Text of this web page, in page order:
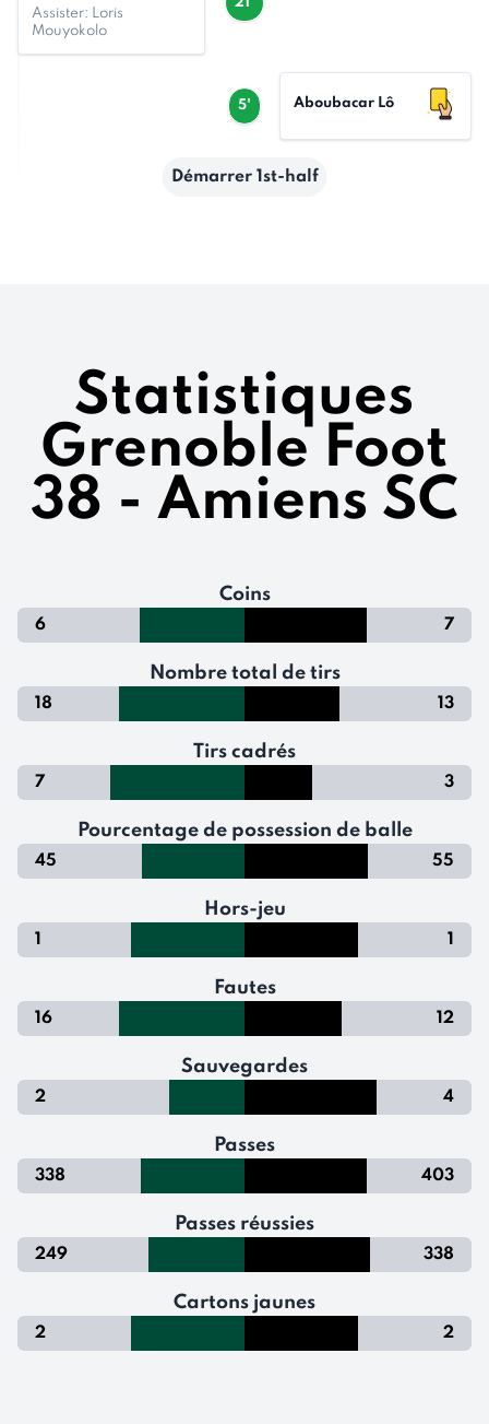
Assister: Loris
Mouyokolo
5' Aboubacar Lô
Démarrer 1st-half
Statistiques
Grenoble Foot
38 - Amiens SC
Coins
6 7
Nombre total de tirs
18 13
Tirs cadrés
7 3
Pourcentage de possession de balle
45 55
Hors-jeu
1 1
Fautes
16 12
Sauvegardes
2 4
Passes
338 403
Passes réussies
249 338
Cartons jaunes
2 2